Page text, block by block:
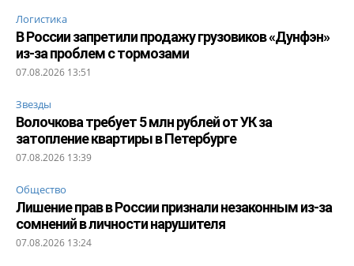
Логистика
В России запретили продажу грузовиков «Дунфэн»
из-за проблем с тормозами
07.08.2026 13:51
Звезды
Волочкова требует 5 млн рублей от УК за
затопление квартиры в Петербурге
07.08.2026 13:39
Общество
Лишение прав в России признали незаконным из-за
сомнений в личности нарушителя
07.08.2026 13:24